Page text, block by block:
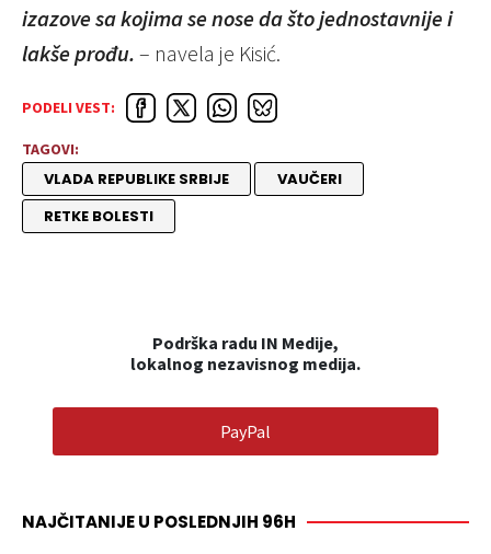
izazove sa kojima se nose da što jednostavnije i
lakše prođu. – navela je Kisić.
PODELI VEST:
TAGOVI:
VLADA REPUBLIKE SRBIJE
VAUČERI
RETKE BOLESTI
Podrška radu IN Medije,
lokalnog nezavisnog medija.
PayPal
NAJČITANIJE U POSLEDNJIH 96H